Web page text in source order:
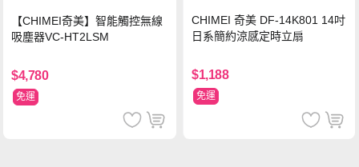
【CHIMEI奇美】智能觸控無線
吸塵器VC-HT2LSM
$4,780
免運
CHIMEI 奇美 DF-14K801 14吋
日系簡約涼感定時立扇
$1,188
免運